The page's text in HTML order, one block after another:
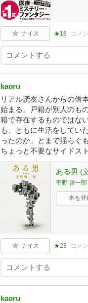
ナイス ★18 コメ
kaoru
リアル読友さんからの借
始まる。戸籍が別人のも
籍で存在するものではな
も、ともに生活をしてい
ったのか」とまで揺らぐ
ちょっと不要なサイドス
ある男 (
平野 啓一郎
本を登
ナイス ★23 コメ
kaoru